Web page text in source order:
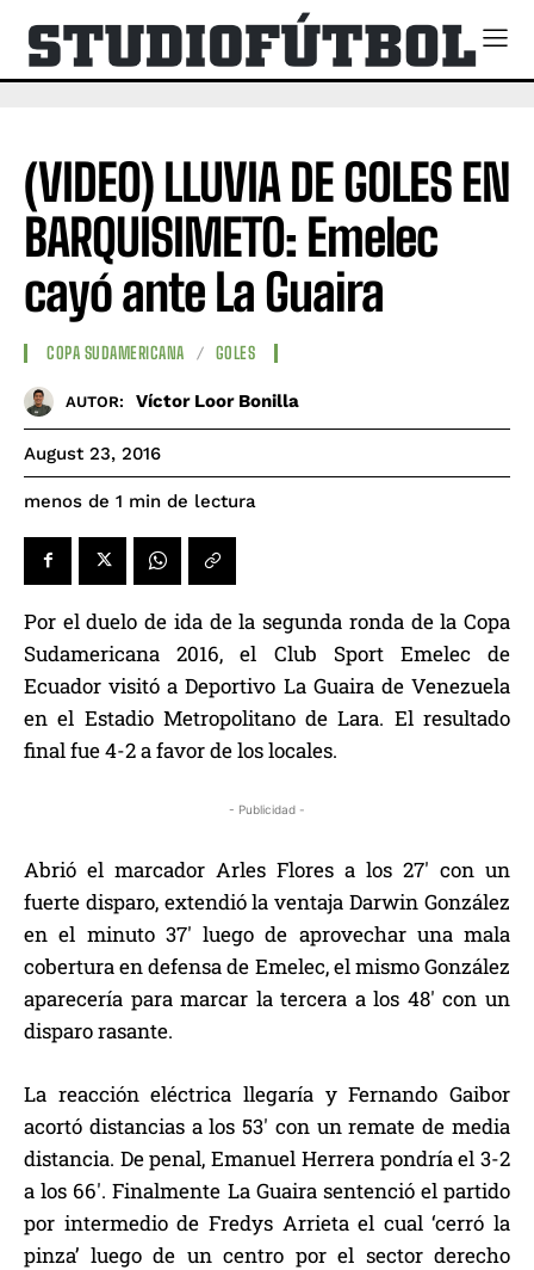
(VIDEO) LLUVIA DE GOLES EN
BARQUISIMETO: Emelec
cayó ante La Guaira
COPA SUDAMERICANA GOLES
AUTOR: Víctor Loor Bonilla
August 23, 2016
menos de 1 min de lectura
Por el duelo de ida de la segunda ronda de la Copa
Sudamericana 2016, el Club Sport Emelec de
Ecuador visitó a Deportivo La Guaira de Venezuela
en el Estadio Metropolitano de Lara. El resultado
final fue 4-2 a favor de los locales.
- Publicidad -
Abrió el marcador Arles Flores a los 27′ con un
fuerte disparo, extendió la ventaja Darwin González
en el minuto 37′ luego de aprovechar una mala
cobertura en defensa de Emelec, el mismo González
aparecería para marcar la tercera a los 48′ con un
disparo rasante.
La reacción eléctrica llegaría y Fernando Gaibor
acortó distancias a los 53′ con un remate de media
distancia. De penal, Emanuel Herrera pondría el 3-2
a los 66′. Finalmente La Guaira sentenció el partido
por intermedio de Fredys Arrieta el cual ‘cerró la
pinza’ luego de un centro por el sector derecho